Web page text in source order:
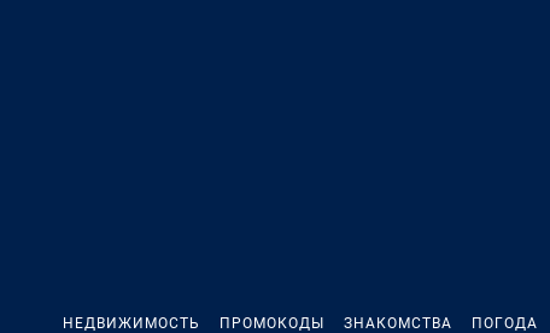
НЕДВИЖИМОСТЬ ПРОМОКОДЫ ЗНАКОМСТВА ПОГОДА